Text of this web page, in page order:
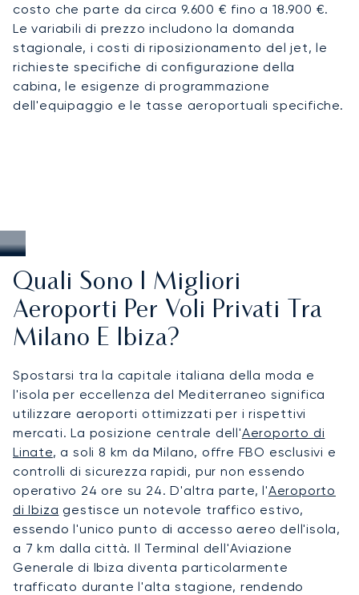
costo che parte da circa 9.600 € fino a 18.900 €.
Le variabili di prezzo includono la domanda
stagionale, i costi di riposizionamento del jet, le
richieste specifiche di configurazione della
cabina, le esigenze di programmazione
dell'equipaggio e le tasse aeroportuali specifiche.
Quali Sono I Migliori
Aeroporti Per Voli Privati Tra
Milano E Ibiza?
Spostarsi tra la capitale italiana della moda e
l'isola per eccellenza del Mediterraneo significa
utilizzare aeroporti ottimizzati per i rispettivi
mercati. La posizione centrale dell'Aeroporto di
Linate, a soli 8 km da Milano, offre FBO esclusivi e
controlli di sicurezza rapidi, pur non essendo
operativo 24 ore su 24. D'altra parte, l'Aeroporto
di Ibiza gestisce un notevole traffico estivo,
essendo l'unico punto di accesso aereo dell'isola,
a 7 km dalla città. Il Terminal dell'Aviazione
Generale di Ibiza diventa particolarmente
trafficato durante l'alta stagione, rendendo